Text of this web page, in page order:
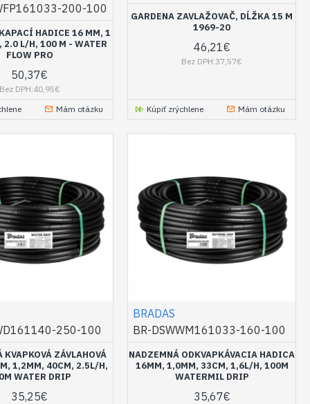
200-100
HADICE 16 MM, 1
2.0 L/H, 100 M - WATER
FLOW PRO
50,37€
DPH:40,95€
Mám otázku
GARDENA ZAVLAŽOVAČ, DĹŽKA 15 M
1969-20
46,21€
Bez DPH:37,57€
Kúpiť zrýchlene Mám otázku
250-100
KVAPKOVÁ ZÁVLAHOVÁ
1,2MM, 40CM, 2.5L/H,
WATER DRIP
35,25€
BRADAS
BR-DSWWM161033-160-100
NADZEMNÁ ODKVAPKÁVACIA HADICA
16MM, 1,0MM, 33CM, 1,6L/H, 100M
WATERMIL DRIP
35,67€